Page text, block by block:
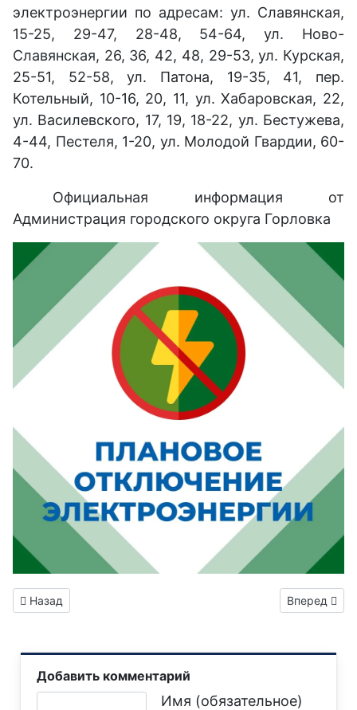
электроэнергии по адресам: ул. Славянская,
15-25, 29-47, 28-48, 54-64, ул. Ново-
Славянская, 26, 36, 42, 48, 29-53, ул. Курская,
25-51, 52-58, ул. Патона, 19-35, 41, пер.
Котельный, 10-16, 20, 11, ул. Хабаровская, 22,
ул. Василевского, 17, 19, 18-22, ул. Бестужева,
4-44, Пестеля, 1-20, ул. Молодой Гвардии, 60-
70.
Официальная информация от
Администрация городского округа Горловка
Предыдущий: Уважаемые жители городского округа
Назад Следующий:
Вперед
Добавить комментарий
Имя (обязательное)
Текст комментария